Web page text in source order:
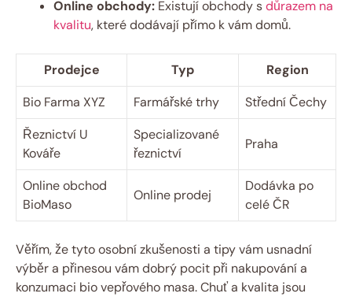
Online obchody: ‌Existují obchody sdůrazem na
kvalitu, které dodávají ‍přímo k vám domů.
Prodejce Typ
Region
Bio ‌Farma XYZ
Farmářské trhy
Střední Čechy
Řeznictví U
Kováře
Specializované
řeznictví
Praha
Online​ obchod
BioMaso
Online prodej
Dodávka ​po
‌celé ČR
Věřím, že ⁤tyto osobní ⁤zkušenosti a tipy vám usnadní
výběr a přinesou vám dobrý⁤ pocit při nakupování a⁢
konzumaci bio vepřového masa. Chuť a kvalita jsou